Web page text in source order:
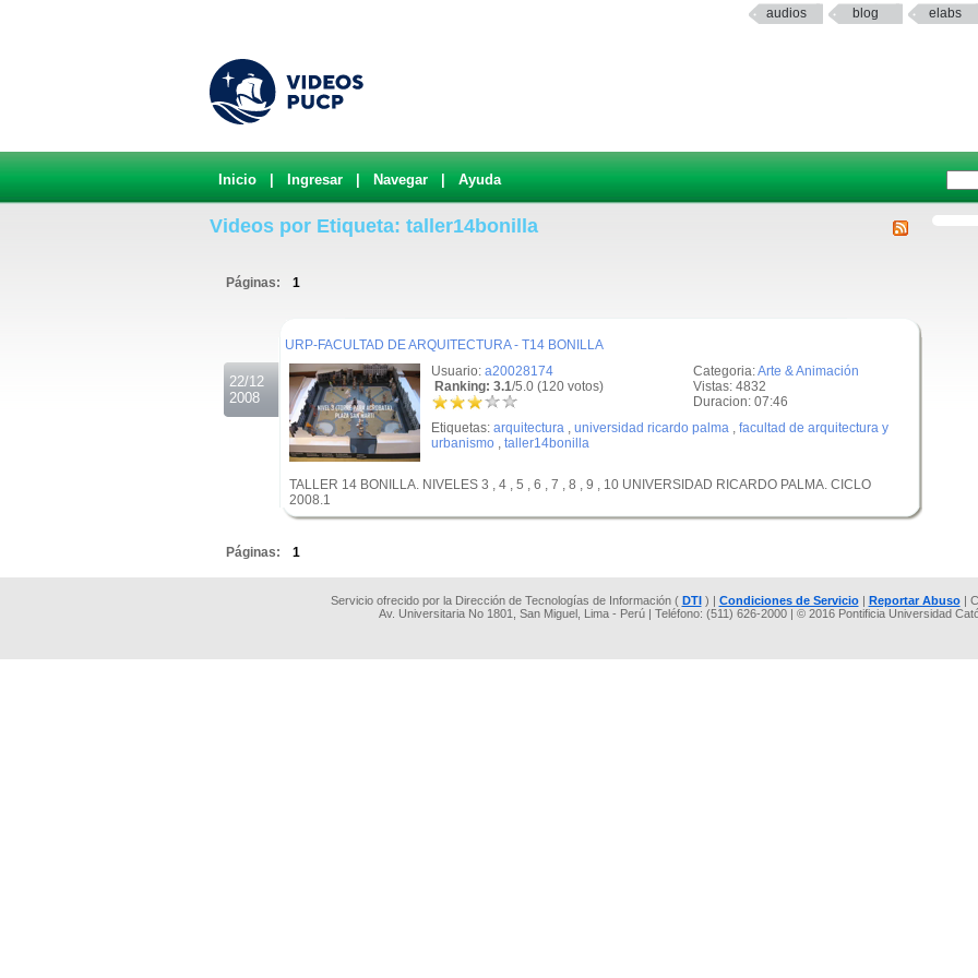
audios blog elabs
Inicio Ingresar Navegar Ayuda
Videos por Etiqueta: taller14bonilla
Páginas: 1
22/12
2008
URP-FACULTAD DE ARQUITECTURA - T14 BONILLA
Categoria:Arte & Animación
Vistas: 4832
Duracion: 07:46
Usuario: a20028174
Ranking: 3.1/5.0 (120 votos)
Etiquetas: arquitectura , universidad ricardo palma , facultad de arquitectura y
urbanismo , taller14bonilla
TALLER 14 BONILLA. NIVELES 3 , 4 , 5 , 6 , 7 , 8 , 9 , 10 UNIVERSIDAD RICARDO PALMA. CICLO
2008.1
Páginas: 1
Servicio ofrecido por la Dirección de Tecnologías de Información ( DTI) | Condiciones de Servicio| Reportar Abuso|
Av. Universitaria No 1801, San Miguel, Lima - Perú | Teléfono: (511) 626-2000 | © 2016 Pontificia Universidad